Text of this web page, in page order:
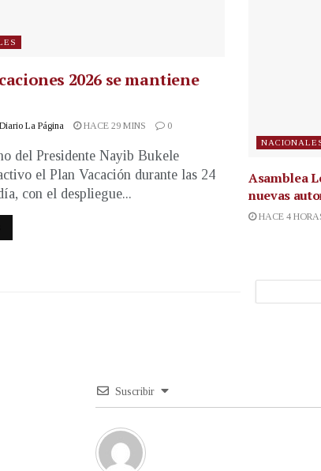
2026 se mantiene
La Página HACE 29 MINS 0
del Presidente Nayib Bukele
el Plan Vacación durante las 24
con el despliegue...
Asamblea
nuevas
HACE 4
Suscribir